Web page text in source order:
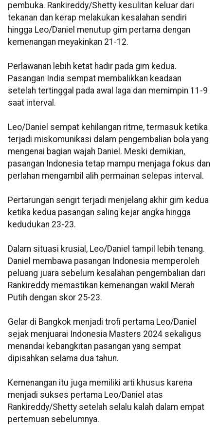
pembuka. Rankireddy/Shetty kesulitan keluar dari
tekanan dan kerap melakukan kesalahan sendiri
hingga Leo/Daniel menutup gim pertama dengan
kemenangan meyakinkan 21-12.
Perlawanan lebih ketat hadir pada gim kedua.
Pasangan India sempat membalikkan keadaan
setelah tertinggal pada awal laga dan memimpin 11-9
saat interval.
Leo/Daniel sempat kehilangan ritme, termasuk ketika
terjadi miskomunikasi dalam pengembalian bola yang
mengenai bagian wajah Daniel. Meski demikian,
pasangan Indonesia tetap mampu menjaga fokus dan
perlahan mengambil alih permainan selepas interval.
Pertarungan sengit terjadi menjelang akhir gim kedua
ketika kedua pasangan saling kejar angka hingga
kedudukan 23-23.
Dalam situasi krusial, Leo/Daniel tampil lebih tenang.
Daniel membawa pasangan Indonesia memperoleh
peluang juara sebelum kesalahan pengembalian dari
Rankireddy memastikan kemenangan wakil Merah
Putih dengan skor 25-23.
Gelar di Bangkok menjadi trofi pertama Leo/Daniel
sejak menjuarai Indonesia Masters 2024 sekaligus
menandai kebangkitan pasangan yang sempat
dipisahkan selama dua tahun.
Kemenangan itu juga memiliki arti khusus karena
menjadi sukses pertama Leo/Daniel atas
Rankireddy/Shetty setelah selalu kalah dalam empat
pertemuan sebelumnya.